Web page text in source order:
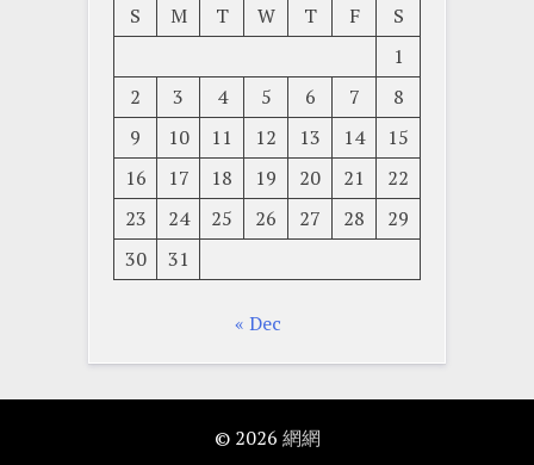
S
M T W T F
S
1
2
3 4 5 6 7
8
9
10 11 12 13 14
15
16
17 18 19 20 21
22
23
24 25 26 27 28
29
30
31
« Dec
© 2026 網網